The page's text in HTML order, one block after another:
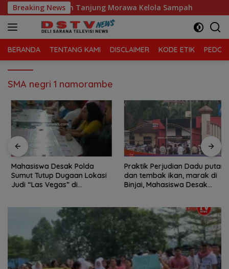
Langsung
ke
konten
Breaking News
Sari, Kecamatan Tanjung Morawa Kelola Sampah
BERANDA TENTANG KAMI DISCLAIMER KODE ETIK
SMA negri 1 namorambe
Mahasiswa Desak Polda
Sumut Tutup Dugaan Lokasi
Judi “Las Vegas” di
Praktik Perjudian Dadu putar
dan tembak ikan, marak di
Binjai, Mahasiswa Desak